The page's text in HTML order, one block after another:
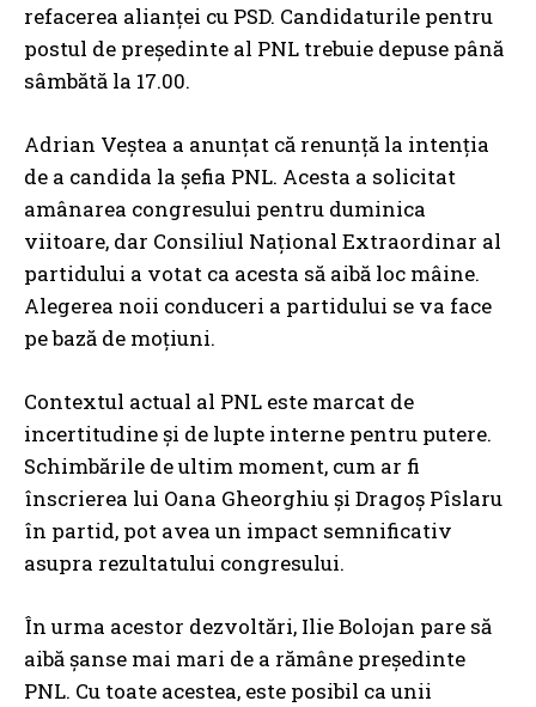
refacerea alianței cu PSD. Candidaturile pentru
postul de președinte al PNL trebuie depuse până
sâmbătă la 17.00.
Adrian Veștea a anunțat că renunță la intenția
de a candida la șefia PNL. Acesta a solicitat
amânarea congresului pentru duminica
viitoare, dar Consiliul Național Extraordinar al
partidului a votat ca acesta să aibă loc mâine.
Alegerea noii conduceri a partidului se va face
pe bază de moțiuni.
Contextul actual al PNL este marcat de
incertitudine și de lupte interne pentru putere.
Schimbările de ultim moment, cum ar fi
înscrierea lui Oana Gheorghiu și Dragoș Pîslaru
în partid, pot avea un impact semnificativ
asupra rezultatului congresului.
În urma acestor dezvoltări, Ilie Bolojan pare să
aibă șanse mai mari de a rămâne președinte
PNL. Cu toate acestea, este posibil ca unii